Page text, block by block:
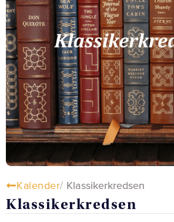
Kalender/ Klassikerkredsen
Klassikerkredsen